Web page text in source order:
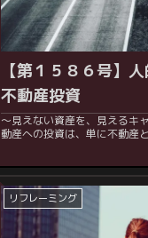
【第１５８６号】
不動産投資
～見えない資産を、見えるキャ
動産への投資は、単に不動産
リフレーミング